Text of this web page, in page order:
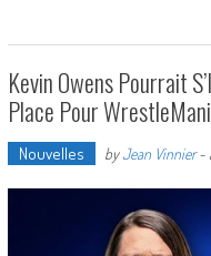
Kevin Owens Pourrait
Place Pour
Nouvelles byJean Vinnier-